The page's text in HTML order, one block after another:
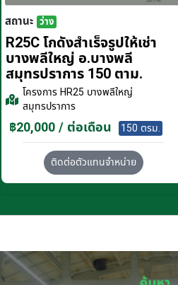
สถานะ ว่าง
R25C โกดังสำเร็จรูปให้เช่า
บางพลีใหญ่ อ.บางพลี
สมุทรปราการ 150 ตาม.
โครงการHR25 บางพลีใหญ่
สมุทรปราการ
฿20,000 / ต่อเดือน 150 ตรม.
ติดต่อตัวแทนจำหน่าย